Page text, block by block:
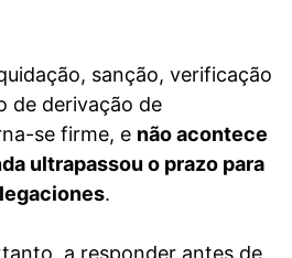
sanção, verificação
de derivação de
se firme, e não acontece
ultrapassou o prazo para
.